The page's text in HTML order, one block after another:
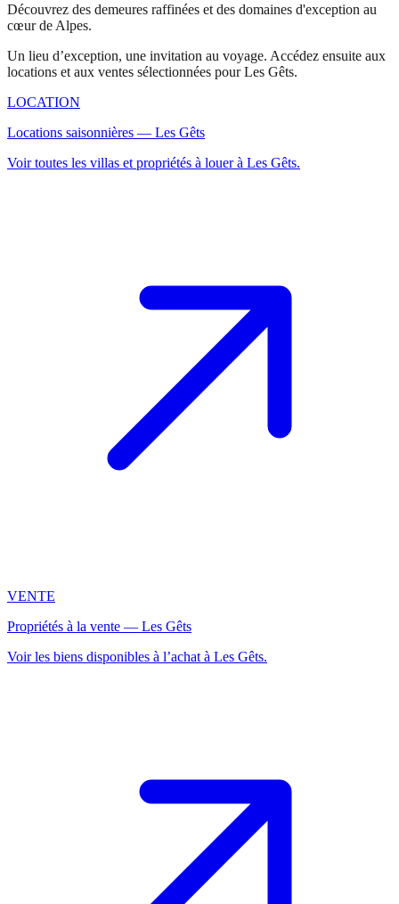
Découvrez des demeures raffinées et des domaines d'exception au
cœur de Alpes.
Un lieu d’exception, une invitation au voyage. Accédez ensuite aux
locations et aux ventes sélectionnées pour Les Gêts.
LOCATION
Locations saisonnières — Les Gêts
Voir toutes les villas et propriétés à louer à Les Gêts.
VENTE
Propriétés à la vente — Les Gêts
Voir les biens disponibles à l’achat à Les Gêts.